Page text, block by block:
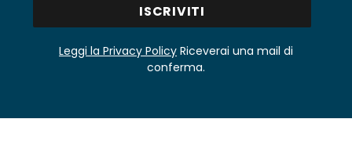
Leggi la Privacy Policy Riceverai una mail di
conferma.